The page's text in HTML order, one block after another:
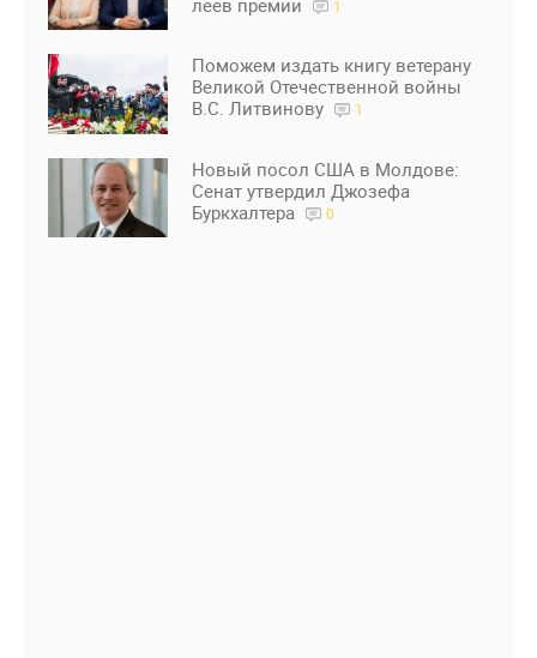
леев премии
1
Поможем издать книгу ветерану
Великой Отечественной войны
В.С. Литвинову
1
Новый посол США в Молдове:
Сенат утвердил Джозефа
Буркхалтера
0